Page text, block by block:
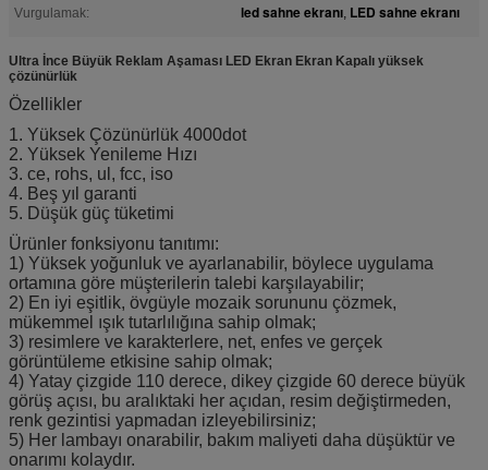
Vurgulamak:
led sahne ekranı, LED sahne ekranı
Ultra İnce Büyük Reklam Aşaması LED Ekran Ekran Kapalı yüksek
çözünürlük
Özellikler
1. Yüksek Çözünürlük 4000dot
2. Yüksek Yenileme Hızı
3. ce, rohs, ul, fcc, iso
4. Beş yıl garanti
5. Düşük güç tüketimi
Ürünler fonksiyonu tanıtımı:
1) Yüksek yoğunluk ve ayarlanabilir, böylece uygulama
ortamına göre müşterilerin talebi karşılayabilir;
2) En iyi eşitlik, övgüyle mozaik sorununu çözmek,
mükemmel ışık tutarlılığına sahip olmak;
3) resimlere ve karakterlere, net, enfes ve gerçek
görüntüleme etkisine sahip olmak;
4) Yatay çizgide 110 derece, dikey çizgide 60 derece büyük
görüş açısı, bu aralıktaki her açıdan, resim değiştirmeden,
renk gezintisi yapmadan izleyebilirsiniz;
5) Her lambayı onarabilir, bakım maliyeti daha düşüktür ve
onarımı kolaydır.